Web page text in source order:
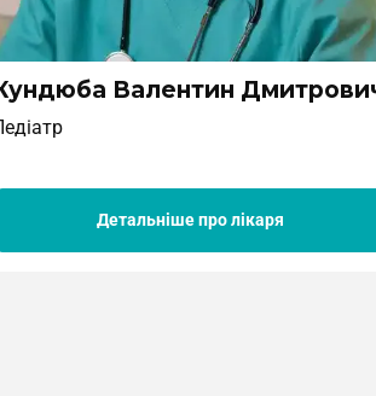
Валентин
Детальніше про лікаря